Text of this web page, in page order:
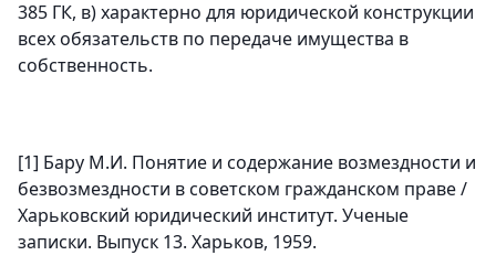
385 ГК, в) характерно для юридической конструкции
всех обязательств по передаче имущества в
собственность.
[1] Бару М.И. Понятие и содержание возмездности и
безвозмездности в советском гражданском праве /
Харьковский юридический институт. Ученые
записки. Выпуск 13. Харьков, 1959.